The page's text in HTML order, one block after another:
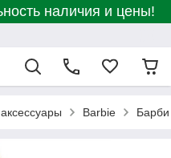
наличия и цены!
Barbie